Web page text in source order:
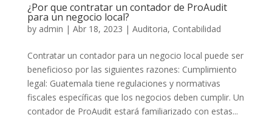
¿Por que contratar un contador de ProAudit
para un negocio local?
by admin | Abr 18, 2023 | Auditoria, Contabilidad
Contratar un contador para un negocio local puede ser
beneficioso por las siguientes razones: Cumplimiento
legal: Guatemala tiene regulaciones y normativas
fiscales específicas que los negocios deben cumplir. Un
contador de ProAudit estará familiarizado con estas...